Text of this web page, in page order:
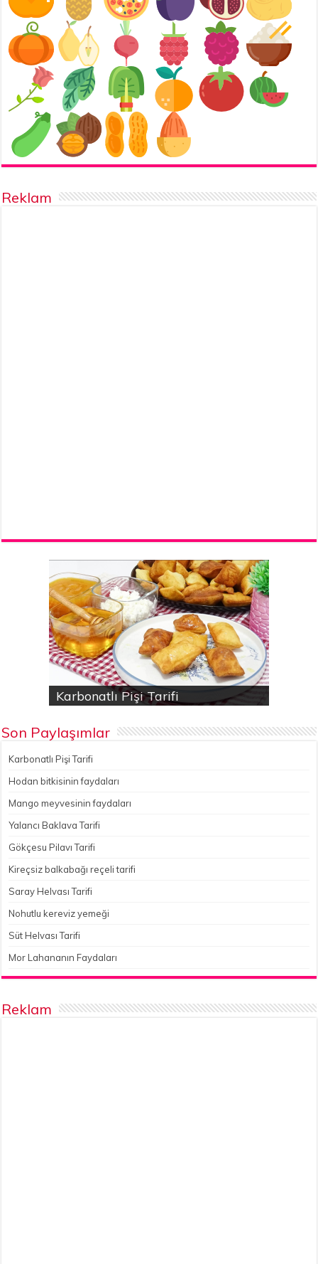
Reklam
Karbonatlı Pişi Tarifi
Hodan bitkisinin faydaları
Yalancı Baklava Tarifi
Gökçesu Pilavı Tarifi
Nohutlu kereviz yemeği
Son Paylaşımlar
Karbonatlı Pişi Tarifi
Hodan bitkisinin faydaları
Mango meyvesinin faydaları
Yalancı Baklava Tarifi
Gökçesu Pilavı Tarifi
Kireçsiz balkabağı reçeli tarifi
Saray Helvası Tarifi
Nohutlu kereviz yemeği
Süt Helvası Tarifi
Mor Lahananın Faydaları
Reklam